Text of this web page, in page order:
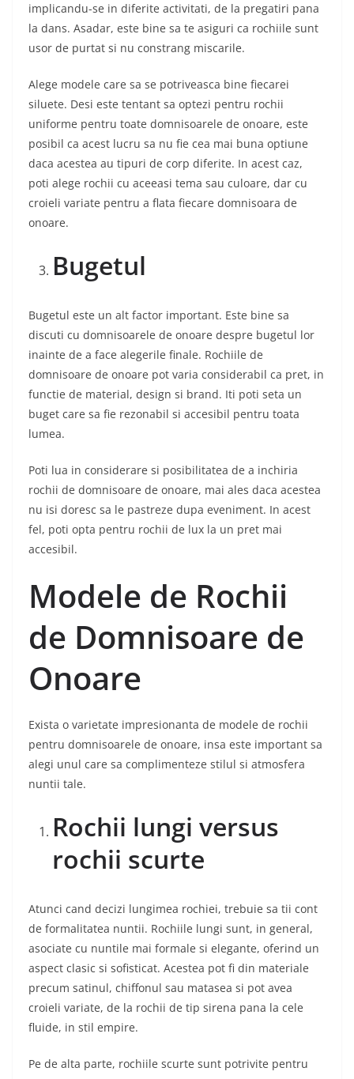
implicandu-se in diferite activitati, de la pregatiri pana
la dans. Asadar, este bine sa te asiguri ca rochiile sunt
usor de purtat si nu constrang miscarile.
Alege modele care sa se potriveasca bine fiecarei
siluete. Desi este tentant sa optezi pentru rochii
uniforme pentru toate domnisoarele de onoare, este
posibil ca acest lucru sa nu fie cea mai buna optiune
daca acestea au tipuri de corp diferite. In acest caz,
poti alege rochii cu aceeasi tema sau culoare, dar cu
croieli variate pentru a flata fiecare domnisoara de
onoare.
Bugetul
Bugetul este un alt factor important. Este bine sa
discuti cu domnisoarele de onoare despre bugetul lor
inainte de a face alegerile finale. Rochiile de
domnisoare de onoare pot varia considerabil ca pret, in
functie de material, design si brand. Iti poti seta un
buget care sa fie rezonabil si accesibil pentru toata
lumea.
Poti lua in considerare si posibilitatea de a inchiria
rochii de domnisoare de onoare, mai ales daca acestea
nu isi doresc sa le pastreze dupa eveniment. In acest
fel, poti opta pentru rochii de lux la un pret mai
accesibil.
Modele de Rochii
de Domnisoare de
Onoare
Exista o varietate impresionanta de modele de rochii
pentru domnisoarele de onoare, insa este important sa
alegi unul care sa complimenteze stilul si atmosfera
nuntii tale.
Rochii lungi versus
rochii scurte
Atunci cand decizi lungimea rochiei, trebuie sa tii cont
de formalitatea nuntii. Rochiile lungi sunt, in general,
asociate cu nuntile mai formale si elegante, oferind un
aspect clasic si sofisticat. Acestea pot fi din materiale
precum satinul, chiffonul sau matasea si pot avea
croieli variate, de la rochii de tip sirena pana la cele
fluide, in stil empire.
Pe de alta parte, rochiile scurte sunt potrivite pentru